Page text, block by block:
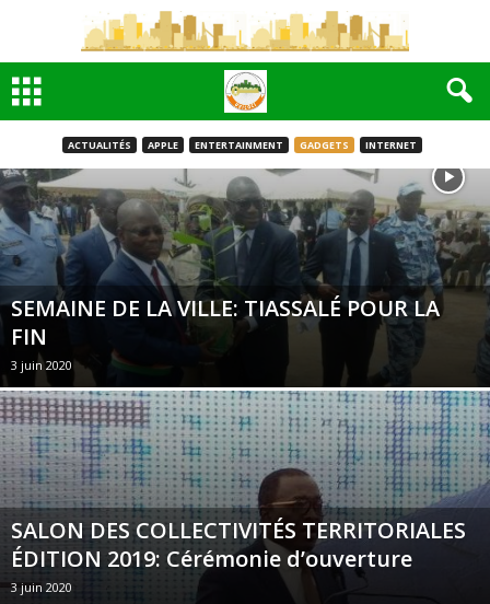
ACTUALITÉS APPLE ENTERTAINMENT GADGETS INTERNET
SEMAINE DE LA VILLE: TIASSALÉ POUR LA
FIN
3 juin 2020
SALON DES COLLECTIVITÉS TERRITORIALES
ÉDITION 2019: Cérémonie d’ouverture
3 juin 2020